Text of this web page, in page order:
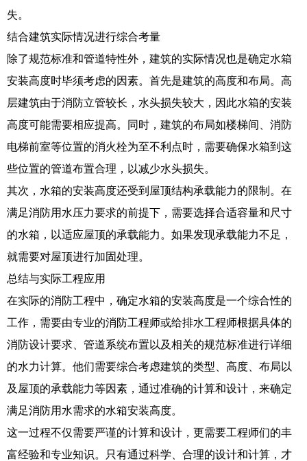
失。
结合建筑实际情况进行综合考量
除了规范标准和管道特性外，建筑的实际情况也是确定水箱
安装高度时毕须考虑的因素。首先是建筑的高度和布局。高
层建筑由于消防立管较长，水头损失较大，因此水箱的安装
高度可能需要相应提高。同时，建筑的布局如楼梯间、消防
电梯前室等位置的消火栓为至不利点时，需要确保水箱到这
些位置的管道布置合理，以减少水头损失。
其次，水箱的安装高度还受到屋顶结构承载能力的限制。在
满足消防用水压力要求的前提下，需要选择合适容量和尺寸
的水箱，以适应屋顶的承载能力。如果发现承载能力不足，
就需要对屋顶进行加固处理。
总结与实际工程应用
在实际的消防工程中，确定水箱的安装高度是一个综合性的
工作，需要由专业的消防工程师或给排水工程师根据具体的
消防设计要求、管道系统布置以及相关的规范标准进行详细
的水力计算。他们需要综合考虑建筑的类型、高度、布局以
及屋顶的承载能力等因素，通过准确的计算和设计，来确定
满足消防用水需求的水箱安装高度。
这一过程不仅需要严谨的计算和设计，更需要工程师们的丰
富经验和专业知识。只有通过科学、合理的设计和计算，才